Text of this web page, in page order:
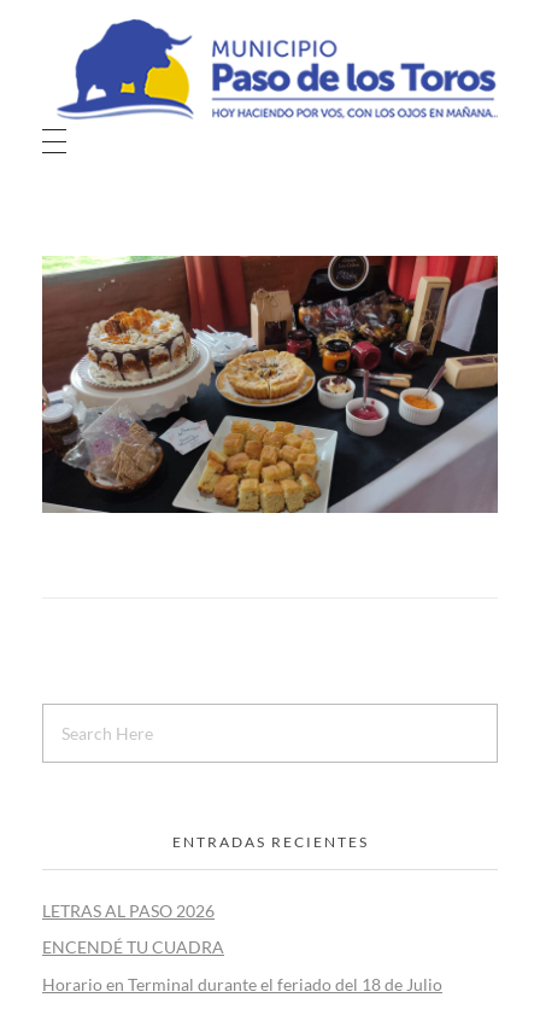
Municipio de Paso de los Toros
Hoy haciendo para vos, con los ojos en mañana
ENTRADAS RECIENTES
LETRAS AL PASO 2026
ENCENDÉ TU CUADRA
Horario en Terminal durante el feriado del 18 de Julio